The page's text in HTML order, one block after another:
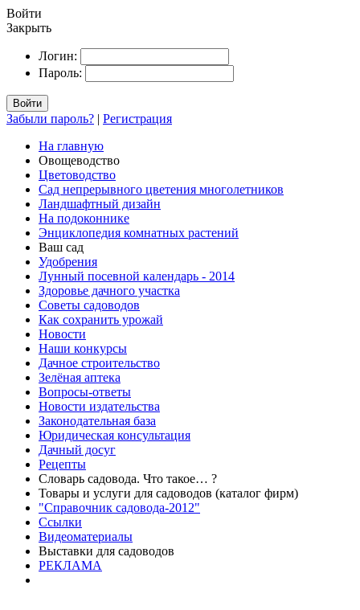
Войти
Закрыть
Логин:
Пароль:
Войти
Забыли пароль? | Регистрация
На главную
Овощеводство
Цветоводство
Сад непрерывного цветения многолетников
Ландшафтный дизайн
На подоконнике
Энциклопедия комнатных растений
Ваш сад
Удобрения
Лунный посевной календарь - 2014
Здоровье дачного участка
Советы садоводов
Как сохранить урожай
Новости
Наши конкурсы
Дачное строительство
Зелёная аптека
Вопросы-ответы
Новости издательства
Законодательная база
Юридическая консультация
Дачный досуг
Рецепты
Словарь садовода. Что такое… ?
Товары и услуги для садоводов (каталог фирм)
"Справочник садовода-2012"
Ссылки
Видеоматериалы
Выставки для садоводов
РЕКЛАМА